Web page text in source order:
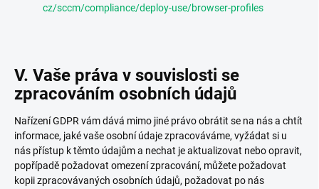
cz/sccm/compliance/deploy-use/browser-profiles
V. Vaše práva v souvislosti se
zpracováním osobních údajů
Nařízení GDPR vám dává mimo jiné právo obrátit se na nás a chtít
informace, jaké vaše osobní údaje zpracováváme, vyžádat si u
nás přístup k těmto údajům a nechat je aktualizovat nebo opravit,
popřípadě požadovat omezení zpracování, můžete požadovat
kopii zpracovávaných osobních údajů, požadovat po nás